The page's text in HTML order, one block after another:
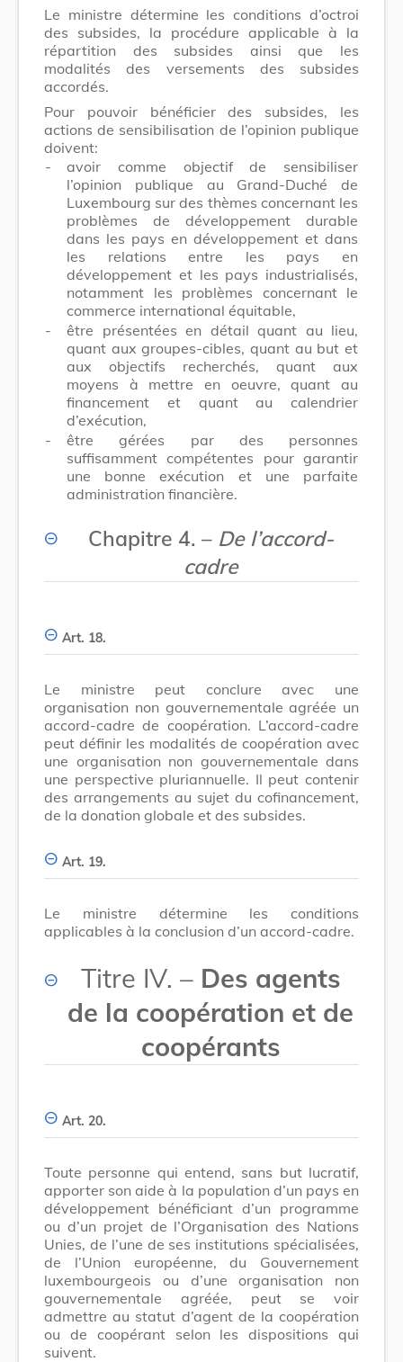
Le ministre détermine les conditions d’octroi
des subsides, la procédure applicable à la
répartition des subsides ainsi que les
modalités des versements des subsides
accordés.
Pour pouvoir bénéficier des subsides, les
actions de sensibilisation de l’opinion publique
doivent:
-
avoir comme objectif de sensibiliser
l’opinion publique au Grand-Duché de
Luxembourg sur des thèmes concernant les
problèmes de développement durable
dans les pays en développement et dans
les relations entre les pays en
développement et les pays industrialisés,
notamment les problèmes concernant le
commerce international équitable,
-
être présentées en détail quant au lieu,
quant aux groupes-cibles, quant au but et
aux objectifs recherchés, quant aux
moyens à mettre en oeuvre, quant au
financement et quant au calendrier
d’exécution,
-
être gérées par des personnes
suffisamment compétentes pour garantir
une bonne exécution et une parfaite
administration financière.
Chapitre 4. – De l’accord-
cadre
Art. 18.
Le ministre peut conclure avec une
organisation non gouvernementale agréée un
accord-cadre de coopération. L’accord-cadre
peut définir les modalités de coopération avec
une organisation non gouvernementale dans
une perspective pluriannuelle. Il peut contenir
des arrangements au sujet du cofinancement,
de la donation globale et des subsides.
Art. 19.
Le ministre détermine les conditions
applicables à la conclusion d’un accord-cadre.
Titre IV. – Des agents
de la coopération et de
coopérants
Art. 20.
Toute personne qui entend, sans but lucratif,
apporter son aide à la population d’un pays en
développement bénéficiant d’un programme
ou d’un projet de l’Organisation des Nations
Unies, de l’une de ses institutions spécialisées,
de l’Union européenne, du Gouvernement
luxembourgeois ou d’une organisation non
gouvernementale agréée, peut se voir
admettre au statut d’agent de la coopération
ou de coopérant selon les dispositions qui
suivent.